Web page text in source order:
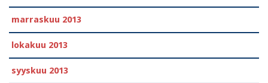
marraskuu 2013
lokakuu 2013
syyskuu 2013